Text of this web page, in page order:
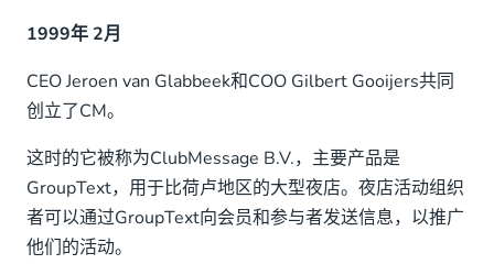
1999年 2月
CEO Jeroen van Glabbeek和COO Gilbert Gooijers共同
创立了CM。
这时的它被称为ClubMessage B.V.，主要产品是
GroupText，用于比荷卢地区的大型夜店。夜店活动组织
者可以通过GroupText向会员和参与者发送信息，以推广
他们的活动。